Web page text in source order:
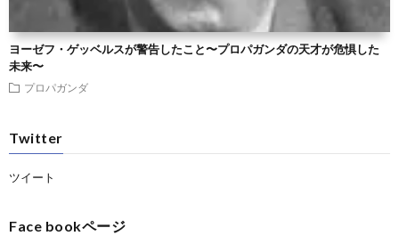
ヨーゼフ・ゲッベルスが警告したこと〜プロパガンダの天才が危惧した
未来〜
プロパガンダ
Twitter
ツイート
Face bookページ